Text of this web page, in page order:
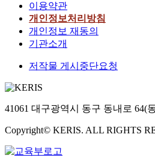
이용약관
개인정보처리방침
개인정보 재동의
기관소개
저작물 게시중단요청
41061 대구광역시 동구 동내로 64(
Copyright© KERIS. ALL RIGHTS